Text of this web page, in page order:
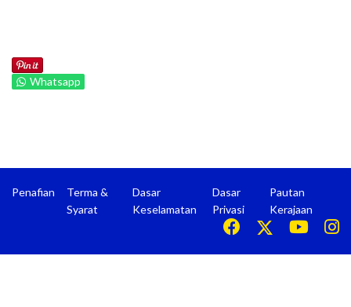
Whatsapp
Penafian
Terma &
Syarat
Dasar
Keselamatan
Dasar
Privasi
Pautan
Kerajaan